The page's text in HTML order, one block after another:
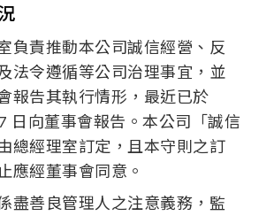
負責推動本公司誠信經營、反
法令遵循等公司治理事宜，並
報告其執行情形，最近已於
日向董事會報告。本公司「誠信
總經理室訂定，且本守則之訂
應經董事會同意。
盡善良管理人之注意義務，監